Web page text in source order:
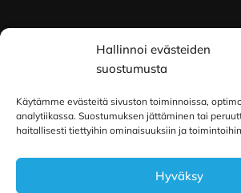
Hallinnoi evästeiden
suostumusta
Käytämme evästeitä sivuston toiminnoissa,
analytiikassa. Suostumuksen jättäminen tai
haitallisesti tiettyihin ominaisuuksiin ja
Hyväksy
Myymälä ja
Siltavuorenranta 18
00170 Helsinki
Oulu
Kauppurienkatu 34
90100 Oulu